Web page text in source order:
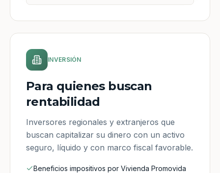
INVERSIÓN
Para quienes buscan
rentabilidad
Inversores regionales y extranjeros que
buscan capitalizar su dinero con un activo
seguro, líquido y con marco fiscal favorable.
Beneficios impositivos por Vivienda Promovida